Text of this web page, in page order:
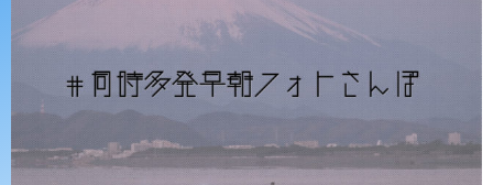
新着記事一覧
プロフィール
コンタクト